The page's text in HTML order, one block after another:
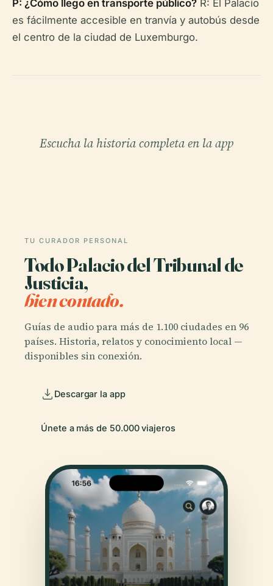
P: ¿Cómo llego en transporte público? R: El Palacio
es fácilmente accesible en tranvía y autobús desde
el centro de la ciudad de Luxemburgo.
Escucha la historia completa en la app
TU CURADOR PERSONAL
Todo Palacio del Tribunal de
Justicia,
bien contado.
Guías de audio para más de 1.100 ciudades en 96
países. Historia, relatos y conocimiento local —
disponibles sin conexión.
Descargar la app
Únete a más de 50.000 viajeros